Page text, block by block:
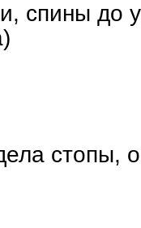
спины до
стопы,